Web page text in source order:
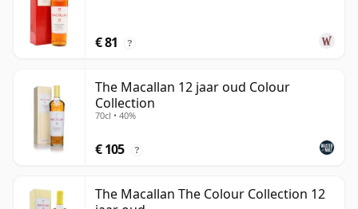
€ 81 ?
The Macallan 12 jaar oud Colour
Collection
70cl • 40%
€ 105 ?
The Macallan The Colour Collection 12